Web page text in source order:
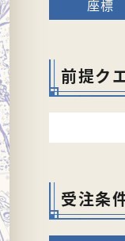
前提ク
受注条